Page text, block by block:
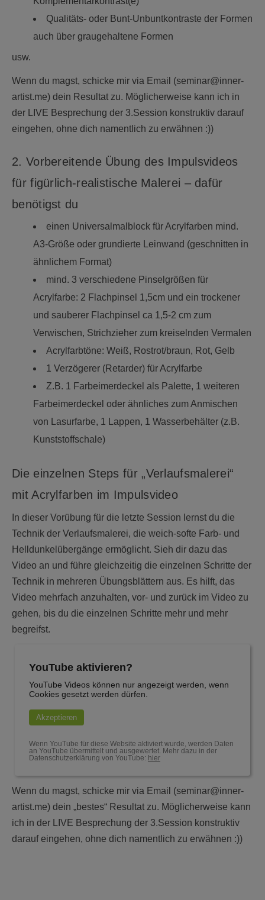
Qualitäts- oder Bunt-Unbuntkontraste der Formen
auch über graugehaltene Formen
usw.
Wenn du magst, schicke mir via Email (seminar@inner-
artist.me) dein Resultat zu. Möglicherweise kann ich in
der LIVE Besprechung der 3.Session konstruktiv darauf
eingehen, ohne dich namentlich zu erwähnen :))
2. Vorbereitende Übung des Impulsvideos
für figürlich-realistische Malerei – dafür
benötigst du
einen Universalmalblock für Acrylfarben mind.
A3-Größe oder grundierte Leinwand (geschnitten in
ähnlichem Format)
mind. 3 verschiedene Pinselgrößen für
Acrylfarbe: 2 Flachpinsel 1,5cm und ein trockener
und sauberer Flachpinsel ca 1,5-2 cm zum
Verwischen, Strichzieher zum kreiselnden Vermalen
Acrylfarbtöne: Weiß, Rostrot/braun, Rot, Gelb
1 Verzögerer (Retarder) für Acrylfarbe
Z.B. 1 Farbeimerdeckel als Palette, 1 weiteren
Farbeimerdeckel oder ähnliches zum Anmischen
von Lasurfarbe, 1 Lappen, 1 Wasserbehälter (z.B.
Kunststoffschale)
Die einzelnen Steps für „Verlaufsmalerei“
mit Acrylfarben im Impulsvideo
In dieser Vorübung für die letzte Session lernst du die
Technik der Verlaufsmalerei, die weich-softe Farb- und
Helldunkelübergänge ermöglicht. Sieh dir dazu das
Video an und führe gleichzeitig die einzelnen Schritte der
Technik in mehreren Übungsblättern aus. Es hilft, das
Video mehrfach anzuhalten, vor- und zurück im Video zu
gehen, bis du die einzelnen Schritte mehr und mehr
begreifst.
YouTube aktivieren?
YouTube Videos können nur angezeigt werden, wenn
Cookies gesetzt werden dürfen.
Akzeptieren
Wenn YouTube für diese Website aktiviert wurde, werden Daten
an YouTube übermittelt und ausgewertet. Mehr dazu in der
Datenschutzerklärung von YouTube: hier
Wenn du magst, schicke mir via Email (seminar@inner-
artist.me) dein „bestes“ Resultat zu. Möglicherweise kann
ich in der LIVE Besprechung der 3.Session konstruktiv
darauf eingehen, ohne dich namentlich zu erwähnen :))